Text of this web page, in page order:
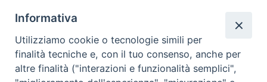
CALENDARIO PASTORALE 2025-2026
Informativa
Utilizziamo cookie o tecnologie simili per
finalità tecniche e, con il tuo consenso, anche per
altre finalità ("interazioni e funzionalità semplici",